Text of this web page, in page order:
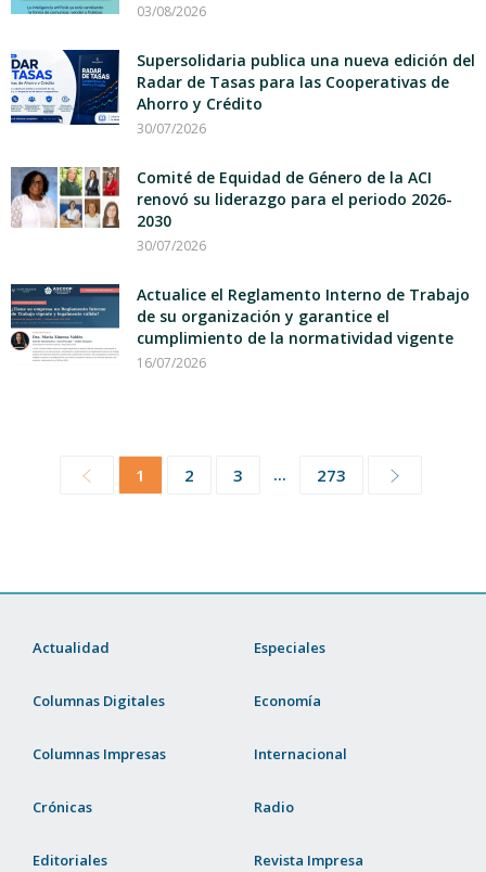
03/08/2026
Supersolidaria publica una nueva edición del
Radar de Tasas para las Cooperativas de
Ahorro y Crédito
30/07/2026
Comité de Equidad de Género de la ACI
renovó su liderazgo para el periodo 2026-
2030
30/07/2026
Actualice el Reglamento Interno de Trabajo
de su organización y garantice el
cumplimiento de la normatividad vigente
16/07/2026
1 2 3 ... 273
Actualidad
Columnas Digitales
Columnas Impresas
Crónicas
Editoriales
Especiales
Economía
Internacional
Radio
Revista Impresa